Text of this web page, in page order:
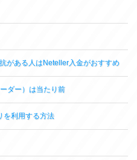
がある人はNeteller入金がおすすめ
ダー）は当たり前
を利用する方法